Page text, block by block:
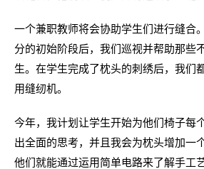
一个兼职教师将会协助学生们进行缝合
分的初始阶段后，我们巡视并帮助那些
生。在学生完成了枕头的刺绣后，我们
用缝纫机。
今年，我计划让学生开始为他们椅子每
出全面的思考，并且我会为枕头增加一
他们就能通过运用简单电路来了解手工